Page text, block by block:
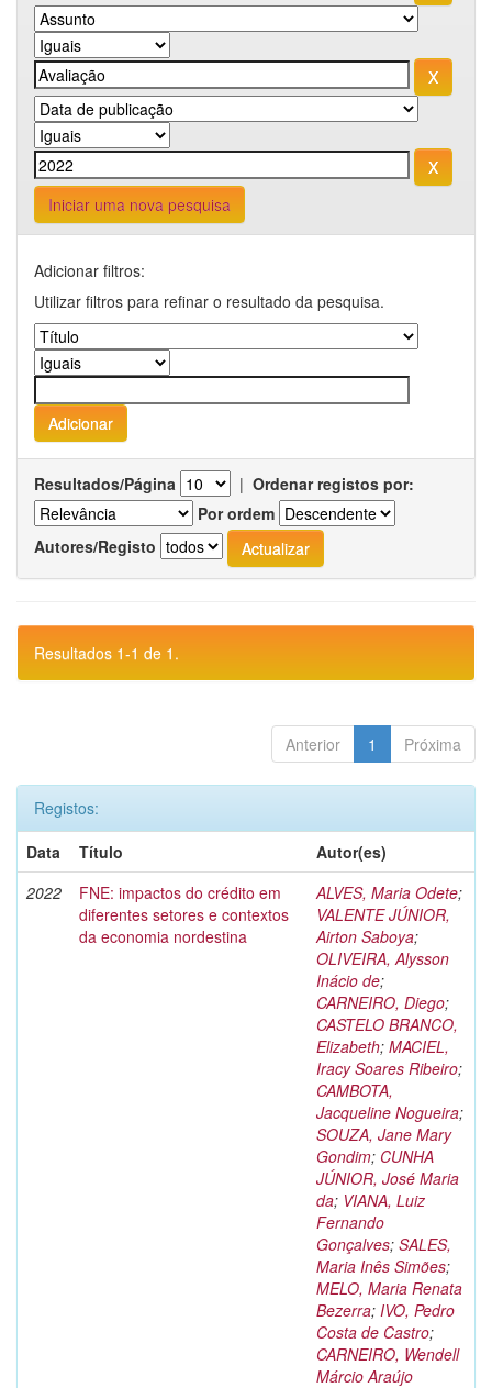
Iniciar uma nova pesquisa
Adicionar filtros:
Utilizar filtros para refinar o resultado da pesquisa.
Resultados/Página | Ordenar registos por:
Por ordem
Autores/Registo
Resultados 1-1 de 1.
Anterior 1 Próxima
Registos:
Data
Título
Autor(es)
2022
FNE: impactos do crédito em
diferentes setores e contextos
da economia nordestina
ALVES, Maria Odete;
VALENTE JÚNIOR,
Airton Saboya;
OLIVEIRA, Alysson
Inácio de;
CARNEIRO, Diego;
CASTELO BRANCO,
Elizabeth; MACIEL,
Iracy Soares Ribeiro;
CAMBOTA,
Jacqueline Nogueira;
SOUZA, Jane Mary
Gondim; CUNHA
JÚNIOR, José Maria
da; VIANA, Luiz
Fernando
Gonçalves; SALES,
Maria Inês Simões;
MELO, Maria Renata
Bezerra; IVO, Pedro
Costa de Castro;
CARNEIRO, Wendell
Márcio Araújo